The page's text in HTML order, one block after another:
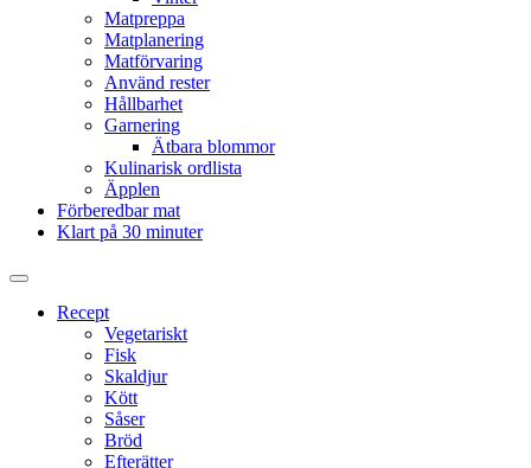
Matpreppa
Matplanering
Matförvaring
Använd rester
Hållbarhet
Garnering
Ätbara blommor
Kulinarisk ordlista
Äpplen
Förberedbar mat
Klart på 30 minuter
Slå
sökfältRecept
Vegetariskt
Fisk
Skaldjur
Kött
Såser
Bröd
Efterätter